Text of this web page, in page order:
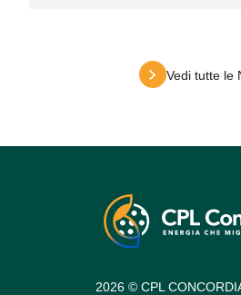
Vedi tutte le
2026 © CPL